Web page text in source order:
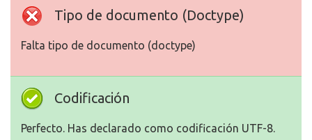
Tipo de documento (Doctype)
Falta tipo de documento (doctype)
Codificación
Perfecto. Has declarado como codificación UTF-8.